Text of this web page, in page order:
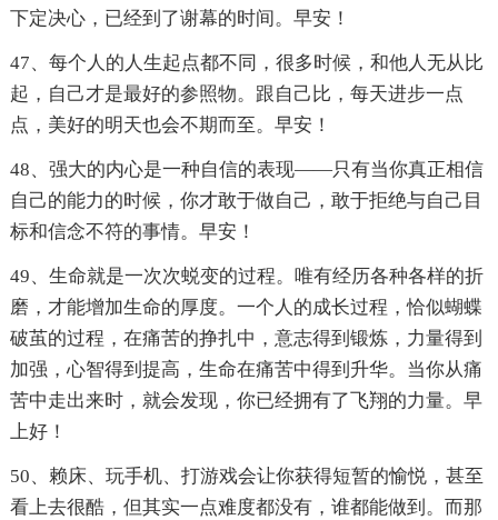
下定决心，已经到了谢幕的时间。早安！
47、每个人的人生起点都不同，很多时候，和他人无从比
起，自己才是最好的参照物。跟自己比，每天进步一点
点，美好的明天也会不期而至。早安！
48、强大的内心是一种自信的表现——只有当你真正相信
自己的能力的时候，你才敢于做自己，敢于拒绝与自己目
标和信念不符的事情。早安！
49、生命就是一次次蜕变的过程。唯有经历各种各样的折
磨，才能增加生命的厚度。一个人的成长过程，恰似蝴蝶
破茧的过程，在痛苦的挣扎中，意志得到锻炼，力量得到
加强，心智得到提高，生命在痛苦中得到升华。当你从痛
苦中走出来时，就会发现，你已经拥有了飞翔的力量。早
上好！
50、赖床、玩手机、打游戏会让你获得短暂的愉悦，甚至
看上去很酷，但其实一点难度都没有，谁都能做到。而那